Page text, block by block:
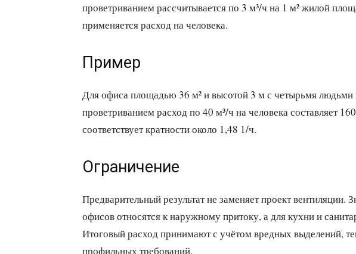
проветриванием рассчитывается по 3 м³/ч на 1 м² жилой
применяется расход на человека.
Пример
Для офиса площадью 36 м² и высотой 3 м с четырьмя людьми
проветриванием расход по 40 м³/ч на человека составляет
соответствует кратности около 1,48 1/ч.
Ограничение
Предварительный результат не заменяет проект вентиляции.
офисов относятся к наружному притоку, а для кухни и
Итоговый расход принимают с учётом вредных выделений,
профильных требований.